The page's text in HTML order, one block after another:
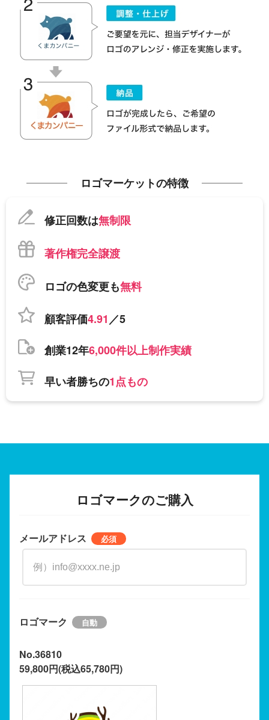
ロゴマーケットの特徴
修正回数は無制限
著作権完全譲渡
ロゴの色変更も無料
顧客評価4.91／5
創業12年6,000件以上制作実績
早い者勝ちの1点もの
ロゴマークのご購入
メールアドレス
ロゴマーク
No.36810
59,800円(税込65,780円)